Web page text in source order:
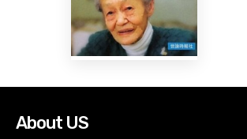
About US